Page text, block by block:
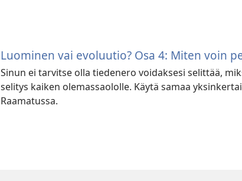
Luominen vai evoluutio? Osa 4: Miten voin
Sinun ei tarvitse olla tiedenero voidaksesi selittää,
selitys kaiken olemassaololle. Käytä samaa
Raamatussa.